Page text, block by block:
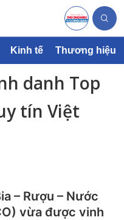
Kinh tế Thương hiệu
danh Top
tín Việt
– Rượu – Nước
vừa được vinh